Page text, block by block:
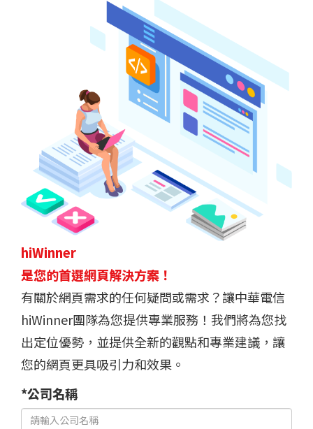
hiWinner
是您的首選網頁解決方案！
有關於網頁需求的任何疑問或需求？讓中華電信
hiWinner團隊為您提供專業服務！我們將為您找
出定位優勢，並提供全新的觀點和專業建議，讓
您的網頁更具吸引力和效果。
*公司名稱